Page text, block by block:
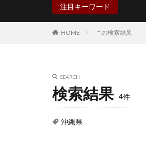
注目キーワード
HOME "" の検索結果
SEARCH
検索結果 4件
沖縄県